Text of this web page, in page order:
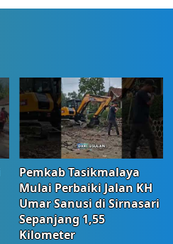
Pemkab Tasikmalaya
Mulai Perbaiki Jalan KH
Umar Sanusi di Sirnasari
Sepanjang 1,55
Kilometer